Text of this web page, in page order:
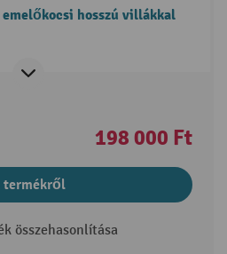
emelőkocsi hosszú villákkal
198 000 Ft
termékről
összehasonlítása